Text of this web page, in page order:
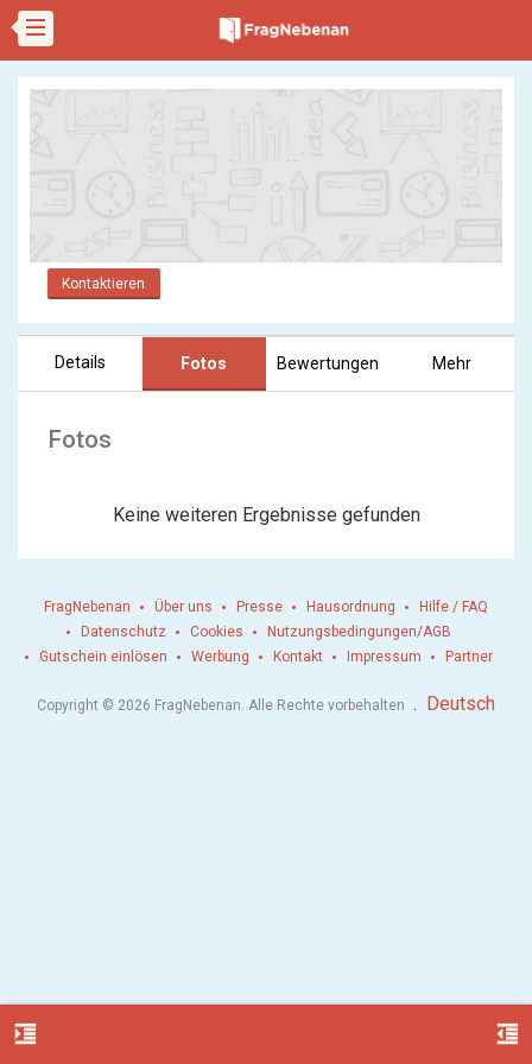
Kontaktieren
Details Fotos Bewertungen Mehr
Fotos
Keine weiteren Ergebnisse gefunden
format_indent_increase format_indent_decrease
FragNebenan Über uns Presse Hausordnung
Hilfe / FAQ
Datenschutz
Cookies
Nutzungsbedingungen/AGB
Gutschein einlösen
Werbung Kontakt Impressum Partner
Copyright © 2026 FragNebenan. Alle Rechte vorbehalten . Deutsch